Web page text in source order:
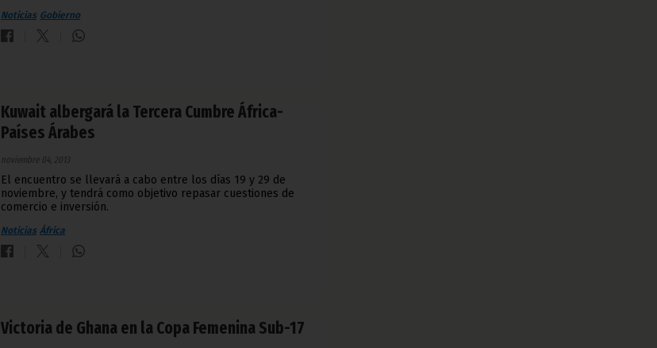
Noticias Gobierno
Kuwait albergará la Tercera Cumbre África-
Países Árabes
noviembre 04, 2013
El encuentro se llevará a cabo entre los días 19 y 29 de
noviembre, y tendrá como objetivo repasar cuestiones de
comercio e inversión.
Noticias África
Victoria de Ghana en la Copa Femenina Sub-17